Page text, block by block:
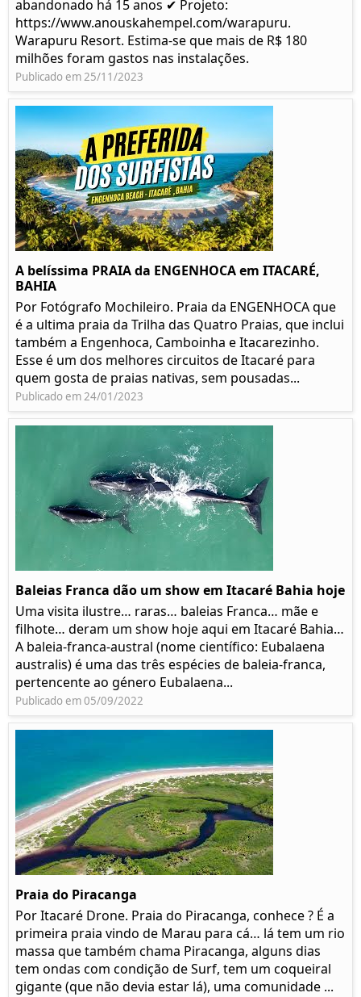
abandonado há 15 anos ✔ Projeto:
https://www.anouskahempel.com/warapuru.
Warapuru Resort. Estima-se que mais de R$ 180
milhões foram gastos nas instalações.
Publicado em 25/11/2023
A belíssima PRAIA da ENGENHOCA em ITACARÉ,
BAHIA
Por Fotógrafo Mochileiro. Praia da ENGENHOCA que
é a ultima praia da Trilha das Quatro Praias, que inclui
também a Engenhoca, Camboinha e Itacarezinho.
Esse é um dos melhores circuitos de Itacaré para
quem gosta de praias nativas, sem pousadas...
Publicado em 24/01/2023
Baleias Franca dão um show em Itacaré Bahia hoje
Uma visita ilustre… raras… baleias Franca… mãe e
filhote… deram um show hoje aqui em Itacaré Bahia…
A baleia-franca-austral (nome científico: Eubalaena
australis) é uma das três espécies de baleia-franca,
pertencente ao género Eubalaena...
Publicado em 05/09/2022
Praia do Piracanga
Por Itacaré Drone. Praia do Piracanga, conhece ? É a
primeira praia vindo de Marau para cá… lá tem um rio
massa que também chama Piracanga, alguns dias
tem ondas com condição de Surf, tem um coqueiral
gigante (que não devia estar lá), uma comunidade ...